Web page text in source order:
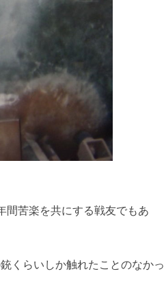
間苦楽を共にする戦友でもあ
くらいしか触れたことのなかっ